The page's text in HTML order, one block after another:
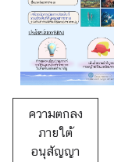
ส
น
ธิ
สั
ญ
ญ
า
ความตกลง
ภายใต้
อนุสัญญา